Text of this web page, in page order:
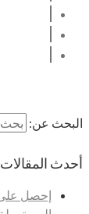
البحث عن:
أحدث المقالات
إحصل على